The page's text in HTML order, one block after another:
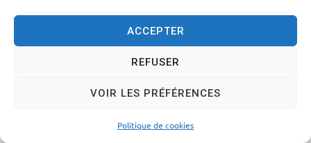
ACCEPTER
REFUSER
VOIR LES PRÉFÉRENCES
Politique de cookies